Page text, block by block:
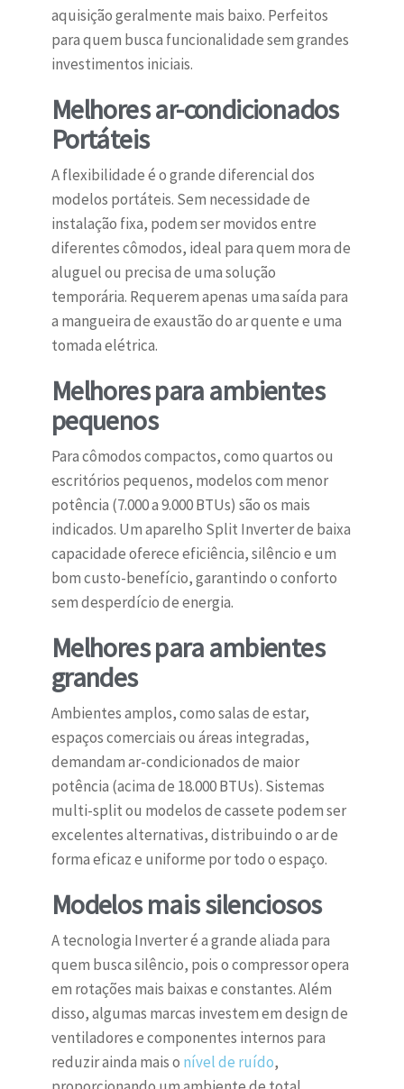
aquisição geralmente mais baixo. Perfeitos
para quem busca funcionalidade sem grandes
investimentos iniciais.
Melhores ar-condicionados
Portáteis
A flexibilidade é o grande diferencial dos
modelos portáteis. Sem necessidade de
instalação fixa, podem ser movidos entre
diferentes cômodos, ideal para quem mora de
aluguel ou precisa de uma solução
temporária. Requerem apenas uma saída para
a mangueira de exaustão do ar quente e uma
tomada elétrica.
Melhores para ambientes
pequenos
Para cômodos compactos, como quartos ou
escritórios pequenos, modelos com menor
potência (7.000 a 9.000 BTUs) são os mais
indicados. Um aparelho Split Inverter de baixa
capacidade oferece eficiência, silêncio e um
bom custo-benefício, garantindo o conforto
sem desperdício de energia.
Melhores para ambientes
grandes
Ambientes amplos, como salas de estar,
espaços comerciais ou áreas integradas,
demandam ar-condicionados de maior
potência (acima de 18.000 BTUs). Sistemas
multi-split ou modelos de cassete podem ser
excelentes alternativas, distribuindo o ar de
forma eficaz e uniforme por todo o espaço.
Modelos mais silenciosos
A tecnologia Inverter é a grande aliada para
quem busca silêncio, pois o compressor opera
em rotações mais baixas e constantes. Além
disso, algumas marcas investem em design de
ventiladores e componentes internos para
reduzir ainda mais o nível de ruído,